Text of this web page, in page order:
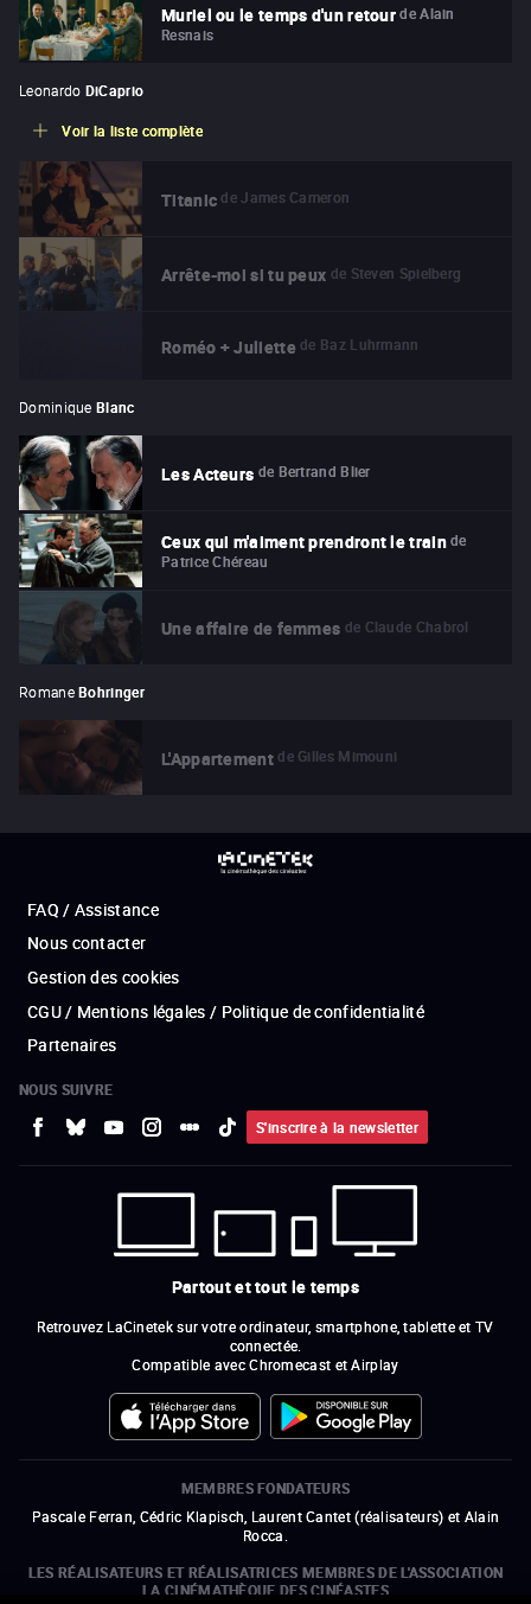
Muriel ou le temps d'un retour de Alain
Resnais
Leonardo DiCaprio
Voir la liste complète
Titanic de James Cameron
Arrête-moi si tu peux de Steven Spielberg
Roméo + Juliette de Baz Luhrmann
Dominique Blanc
Les Acteurs de Bertrand Blier
Ceux qui m'aiment prendront le train de
Patrice Chéreau
Une affaire de femmes de Claude Chabrol
Romane Bohringer
L'Appartement de Gilles Mimouni
FAQ / Assistance
Nous contacter
Gestion des cookies
CGU / Mentions légales / Politique de confidentialité
Partenaires
NOUS SUIVRE
S'inscrire à la newsletter
Partout et tout le temps
Retrouvez LaCinetek sur votre ordinateur, smartphone, tablette et TV
connectée.
Compatible avec Chromecast et Airplay
MEMBRES FONDATEURS
Pascale Ferran, Cédric Klapisch, Laurent Cantet (réalisateurs) et Alain
Rocca.
LES RÉALISATEURS ET RÉALISATRICES MEMBRES DE L'ASSOCIATION
LA CINÉMATHÈQUE DES CINÉASTES